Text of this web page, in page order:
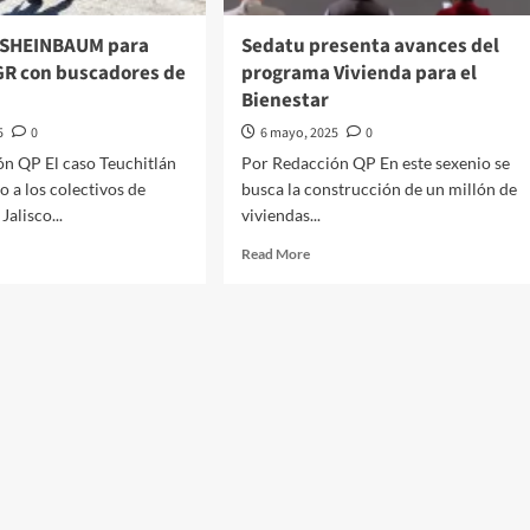
para
con buscadores de
0
QP El caso Teuchitlán
a los colectivos de
Sedatu presenta avances del
programa Vivienda para el
Bienestar
6 mayo, 2025
0
Por Redacción QP En este sexenio se
busca la construcción de un millón de
viviendas...
Read MoreRead